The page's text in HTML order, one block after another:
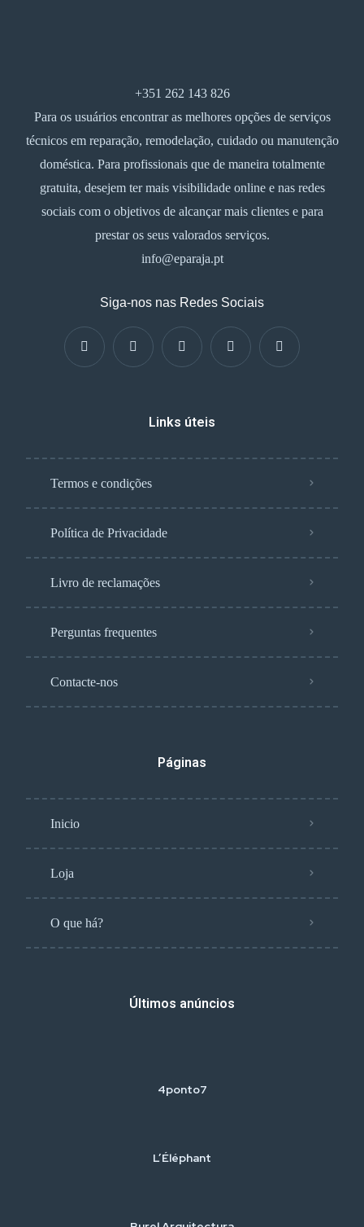
+351 262 143 826
Para os usuários encontrar as melhores opções de serviços
técnicos em reparação, remodelação, cuidado ou manutenção
doméstica. Para profissionais que de maneira totalmente
gratuita, desejem ter mais visibilidade online e nas redes
sociais com o objetivos de alcançar mais clientes e para
prestar os seus valorados serviços.
info@eparaja.pt
Siga-nos nas Redes Sociais
Links úteis
Termos e condições
Política de Privacidade
Livro de reclamações
Perguntas frequentes
Contacte-nos
Páginas
Inicio
Loja
O que há?
Últimos anúncios
4ponto7
L’Éléphant